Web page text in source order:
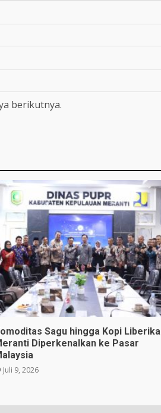
berikutnya.
Sagu hingga Kopi Liberika
Diperkenalkan ke Pasar
Juli 9, 2026